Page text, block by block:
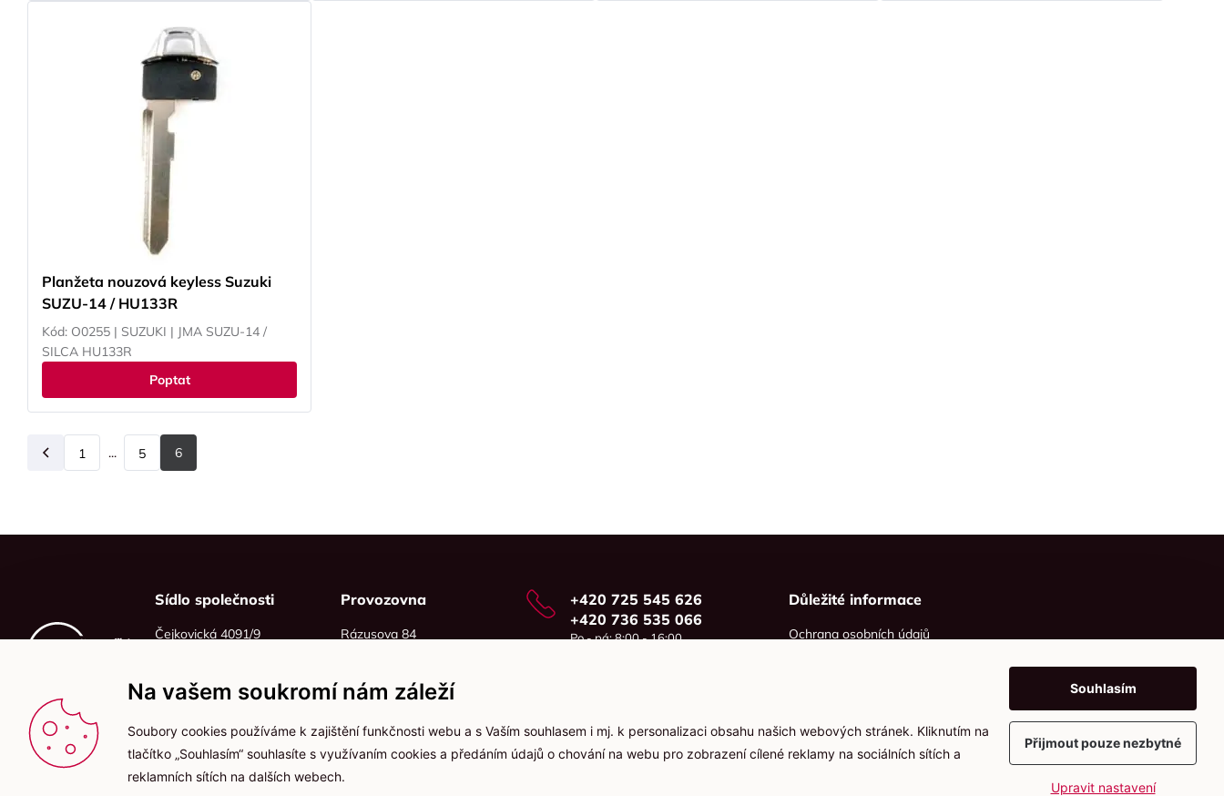
Planžeta nouzová keyless Suzuki
SUZU-14 / HU133R
Kód: O0255 | SUZUKI | JMA SUZU-14 /
SILCA HU133R
Poptat
Předchozí
1 ... 5 6
Sídlo společnosti
Čejkovická 4091/9
IČO: 06215319
DIČ: CZ06215319
Provozovna
Rázusova 84
+420 725 545 626
+420 736 535 066
Po - pá: 8:00 - 16:00
Důležité informace
Ochrana osobních údajů
Na vašem soukromí nám záleží
Soubory cookies používáme k zajištění funkčnosti webu a s Vaším souhlasem i mj. k personalizaci obsahu našich webových stránek. Kliknutím na
tlačítko „Souhlasím“ souhlasíte s využívaním cookies a předáním údajů o chování na webu pro zobrazení cílené reklamy na sociálních sítích a
reklamních sítích na dalších webech.
Souhlasím
Přijmout pouze nezbytné
Upravit nastavení